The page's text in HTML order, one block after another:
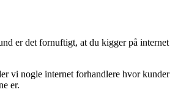
er det fornuftigt, at du kigger på internet
vi nogle internet forhandlere hvor kunder
er.